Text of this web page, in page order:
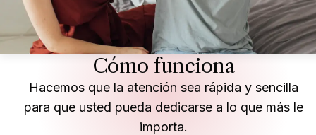
Cómo funciona
Hacemos que la atención sea rápida y sencilla
para que usted pueda dedicarse a lo que más le
importa.